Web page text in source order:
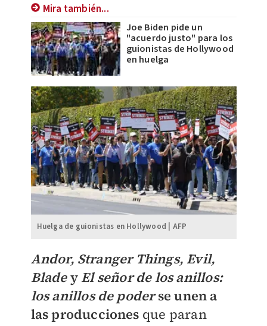
Mira también...
Joe Biden pide un
"acuerdo justo" para los
guionistas de Hollywood
en huelga
Huelga de guionistas en Hollywood | AFP
Andor, Stranger Things, Evil,
BladeyEl señor de los anillos:
los anillos de poderse unen a
las producciones que paran